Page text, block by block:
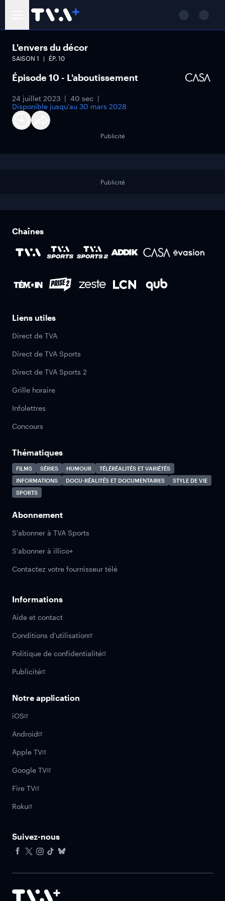
L'envers du décor
SAISON 1 ÉP. 10
Épisode 10 - L'aboutissement
24 juillet 2023
40 sec
Disponible jusqu'au 30 mars 2028
Publicité
Publicité
Chaînes
Liens utiles
Direct de TVA
Direct de TVA Sports
Direct de TVA Sports 2
Grille horaire
Infolettres
Concours
Thématiques
FILMS SÉRIES HUMOUR
TÉLÉRÉALITÉS ET VARIÉTÉS
INFORMATIONS
DOCU-RÉALITÉS ET DOCUMENTAIRES
STYLE DE VIE
SPORTS
Abonnement
S'abonner à TVA Sports
S'abonner à illico+
Contactez votre fournisseur télé
Informations
Aide et contact
Conditions d'utilisation
Politique de confidentialité
Publicité
Notre application
iOS
Android
Apple TV
Google TV
Fire TV
Roku
Suivez-nous